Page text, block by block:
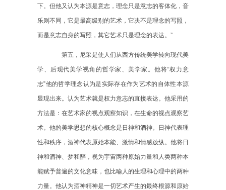
下。但他又认为本源是意志，理念只是意志的客体化，音
乐则不同，它是最高级别的艺术，它决不是理念的写照，
而是意志自身的写照，其它艺术只是理念的表达。”
第五，尼采是使人们从西方传统美学转向现代美
学、后现代美学视角的哲学家、美学家。他将“权力意
志”他的哲学理念认为是实际存在作为艺术的自体性本源
显现出来。认为艺术就是权力意志的直接表达。他采用的
方法是：在艺术家的视点观察知识，在生命的视点观察艺
术。他的美学思想的核心概念是日神和酒神。日神代表理
性和秩序，酒神代表原始本能、激情和情感放纵。他将日
神和酒神、梦和醉，视为宇宙两种原始力量和人类两种本
能赋予普遍的文化意味，也比喻人的生理和心理中的两种
力量。他认为酒神精神是一切艺术产生的最终根源和原始